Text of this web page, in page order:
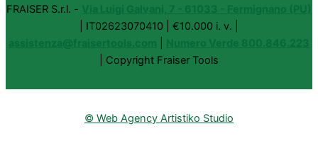
FRAISER S.r.l. -
| IT02623070410 | €10.000 i. v. |
| Copyright Fraiser Tools
© Web Agency Artistiko Studio